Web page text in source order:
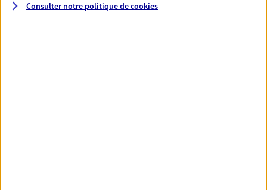
Assurance vie, PER, Livret… Faisons le point ensemble !
Consulter notre politique decookies